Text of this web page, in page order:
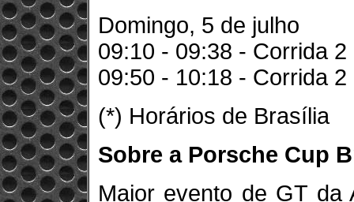
Domingo, 5 de julho
09:10 - 09:38 - Corrida
09:50 - 10:18 - Corrida
(*) Horários de Brasília
Sobre a Porsche Cup
Maior evento de GT da